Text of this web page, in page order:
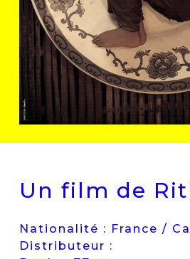
Un film de
Nationalité : France /
Distributeur :